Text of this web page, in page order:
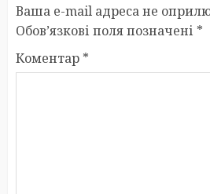
Ваша e-mail адреса не
Обов’язкові поля позначені *
Коментар *